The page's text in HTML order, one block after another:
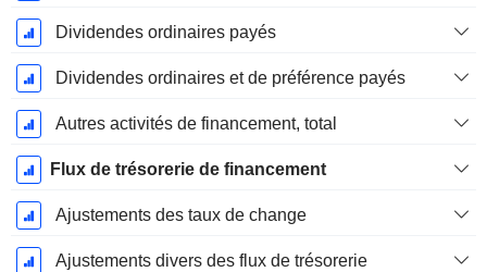
Dividendes ordinaires payés
Dividendes ordinaires et de préférence payés
Autres activités de financement, total
Flux de trésorerie de financement
Ajustements des taux de change
Ajustements divers des flux de trésorerie